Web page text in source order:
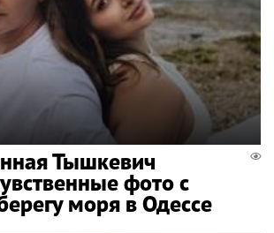
Тышкевич
фото с
моря в Одессе